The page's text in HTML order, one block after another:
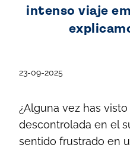
intenso viaje
23-09-2025
¿Alguna vez has
descontrolada en el
sentido frustrado en